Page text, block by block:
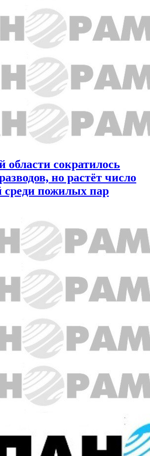
области сократилось
но растёт число
среди пожилых пар